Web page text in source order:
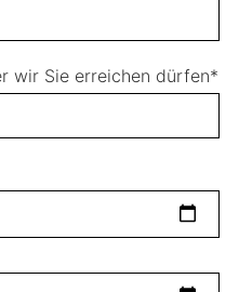
wir Sie erreichen dürfen*